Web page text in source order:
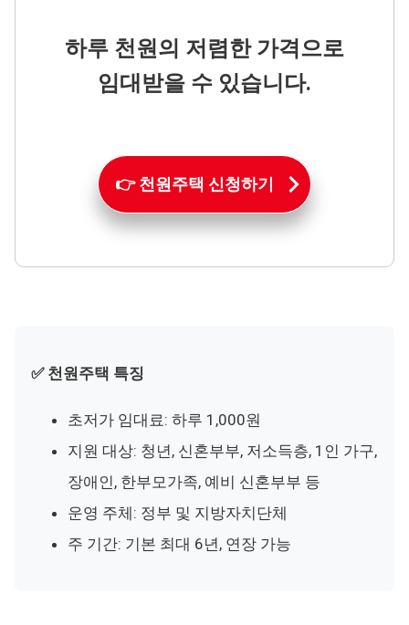
하루 천원의 저렴한 가격으로
임대받을 수 있습니다.
👉 천원주택 신청하기
✅ 천원주택 특징
초저가 임대료: 하루 1,000원
지원 대상: 청년, 신혼부부, 저소득층, 1인 가구,
장애인, 한부모가족, 예비 신혼부부 등
운영 주체: 정부 및 지방자치단체
주 기간: 기본 최대 6년, 연장 가능